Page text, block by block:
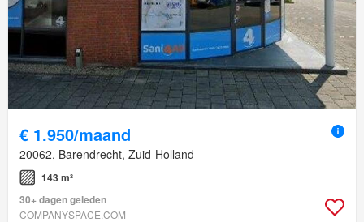
€ 1.950/maand
20062, Barendrecht, Zuid-Holland
143 m²
30+ dagen geleden
COMPANYSPACE.COM